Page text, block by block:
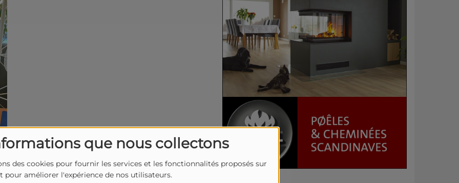
que nous collectons
des cookies pour fournir les services et les fonctionnalités proposés sur
pour améliorer l'expérience de nos utilisateurs.
2026